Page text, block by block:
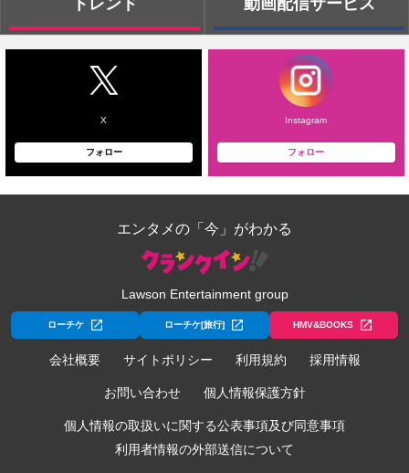
X
フォロー
Instagram
フォロー
エンタメの「今」がわかる
Lawson Entertainment group
ローチケ ローチケ[旅行] HMV&BOOKS
会社概要 サイトポリシー 利用規約 採用情報
お問い合わせ 個人情報保護方針
個人情報の取扱いに関する公表事項及び同意事項
利用者情報の外部送信について